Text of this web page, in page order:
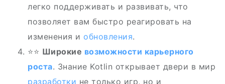
легко поддерживать и развивать, что
позволяет вам быстро реагировать на
изменения и обновления.
⭐‍⭐ Широкие возможности карьерного
роста. Знание Kotlin открывает двери в мир
разработки не только игр, но и